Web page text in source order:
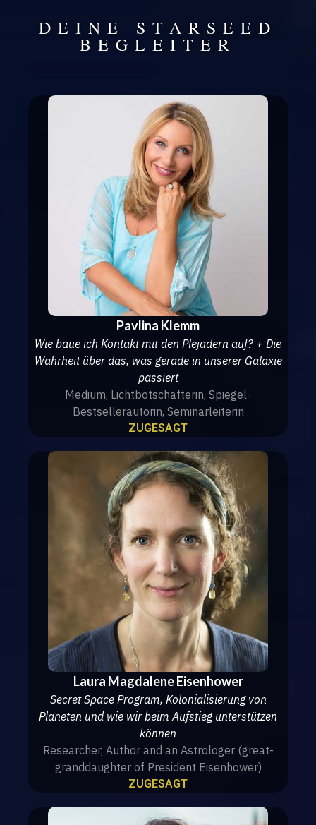
DEINE STARSEED
BEGLEITER
Pavlina Klemm
Wie baue ich Kontakt mit den Plejadern auf? + Die
Wahrheit über das, was gerade in unserer Galaxie
passiert
Medium, Lichtbotschafterin, Spiegel-
Bestsellerautorin, Seminarleiterin
ZUGESAGT
Laura Magdalene Eisenhower
Secret Space Program, Kolonialisierung von
Planeten und wie wir beim Aufstieg unterstützen
können
Researcher, Author and an Astrologer (great-
granddaughter of President Eisenhower)
ZUGESAGT